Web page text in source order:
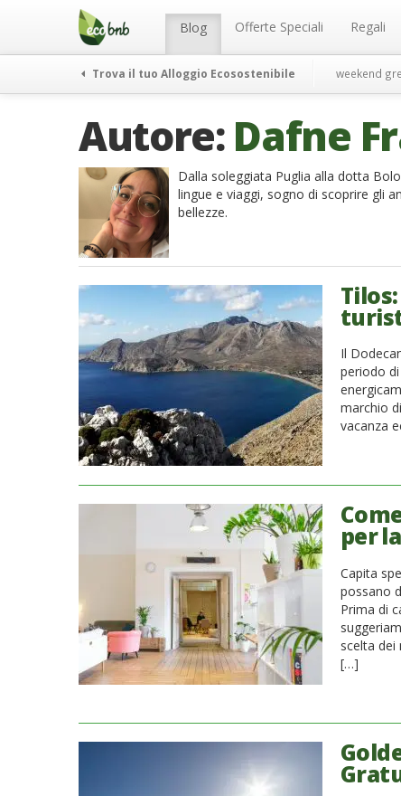
Menu Blog Offerte Speciali Regali
Trova il tuo Alloggio Ecosostenibile weekend
Autore: Dafne
Dalla soleggiata Puglia alla dotta
lingue e viaggi, sogno di scoprire gli
bellezze.
Il
periodo
marchio
vacanza
per
Capita
possano
Prima di
scelta dei
[…]